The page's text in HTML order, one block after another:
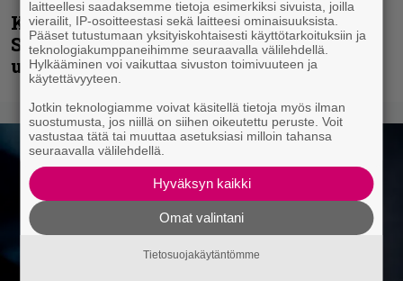
Kunnianosoitus hyiselle Pohjolalle –
Shining hyppäsi keskelle kinoksia
uudella videollaan
laitteellesi saadaksemme tietoja esimerkiksi sivuista, joilla
vierailit, IP-osoitteestasi sekä laitteesi ominaisuuksista.
Pääset tutustumaan yksityiskohtaisesti käyttötarkoituksiin ja
teknologiakumppaneihimme seuraavalla välilehdellä.
Hylkääminen voi vaikuttaa sivuston toimivuuteen ja
käytettävyyteen.
Jotkin teknologiamme voivat käsitellä tietoja myös ilman
suostumusta, jos niillä on siihen oikeutettu peruste. Voit
vastustaa tätä tai muuttaa asetuksiasi milloin tahansa
seuraavalla välilehdellä.
Hyväksyn kaikki
Omat valintani
Tietosuojakäytäntömme